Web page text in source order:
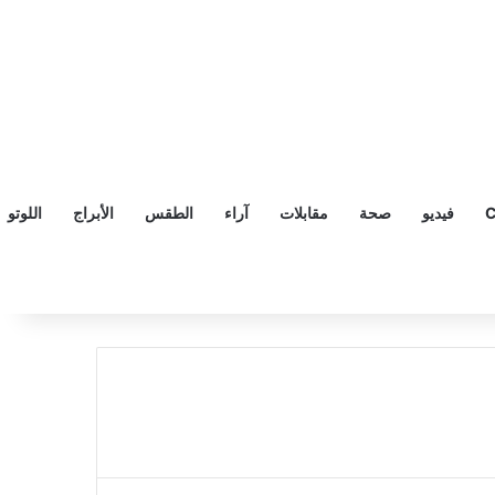
فيديو صحة مقابلات آراء الطقس الأبراج اللوتو